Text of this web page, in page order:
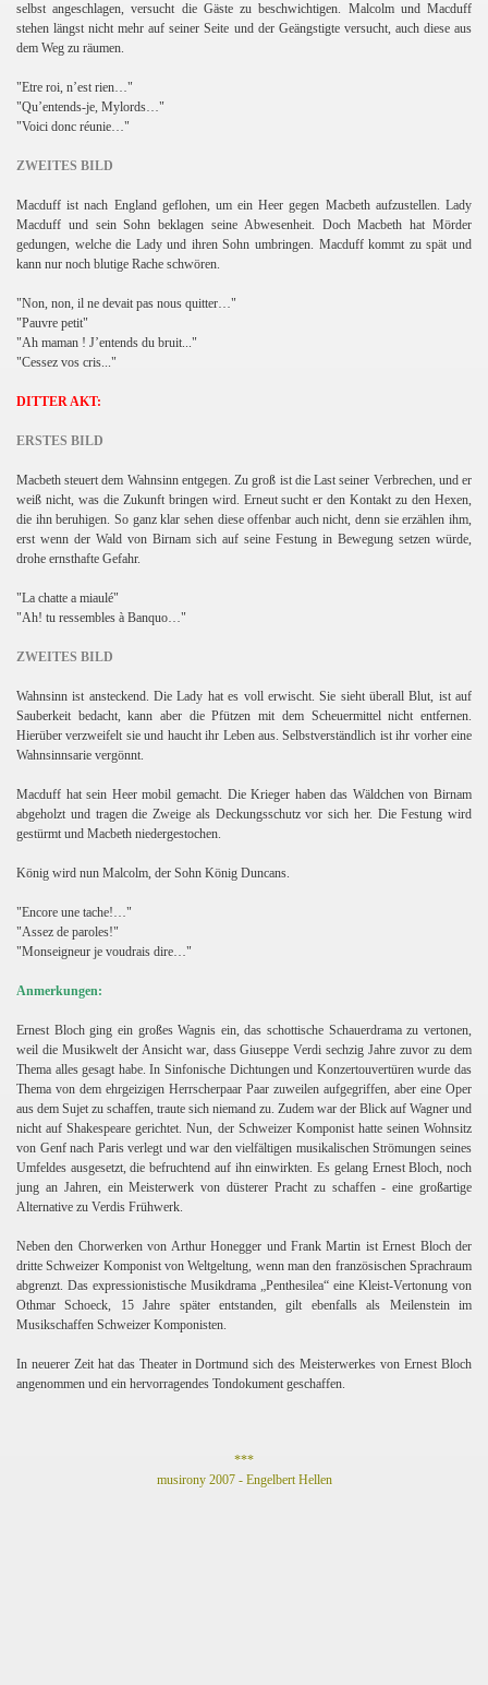
selbst angeschlagen, versucht die Gäste zu beschwichtigen. Malcolm und Macduff
stehen längst nicht mehr auf seiner Seite und der Geängstigte versucht, auch diese aus
dem Weg zu räumen.
"Etre roi, n’est rien…"
"Qu’entends-je, Mylords…"
"Voici donc réunie…"
ZWEITES BILD
Macduff ist nach England geflohen, um ein Heer gegen Macbeth aufzustellen. Lady
Macduff und sein Sohn beklagen seine Abwesenheit. Doch Macbeth hat Mörder
gedungen, welche die Lady und ihren Sohn umbringen. Macduff kommt zu spät und
kann nur noch blutige Rache schwören.
"Non, non, il ne devait pas nous quitter…"
"Pauvre petit"
"Ah maman ! J’entends du bruit..."
"Cessez vos cris..."
DITTER AKT:
ERSTES BILD
Macbeth steuert dem Wahnsinn entgegen. Zu groß ist die Last seiner Verbrechen, und er
weiß nicht, was die Zukunft bringen wird. Erneut sucht er den Kontakt zu den Hexen,
die ihn beruhigen. So ganz klar sehen diese offenbar auch nicht, denn sie erzählen ihm,
erst wenn der Wald von Birnam sich auf seine Festung in Bewegung setzen würde,
drohe ernsthafte Gefahr.
"La chatte a miaulé"
"Ah! tu ressembles à Banquo…"
ZWEITES BILD
Wahnsinn ist ansteckend. Die Lady hat es voll erwischt. Sie sieht überall Blut, ist auf
Sauberkeit bedacht, kann aber die Pfützen mit dem Scheuermittel nicht entfernen.
Hierüber verzweifelt sie und haucht ihr Leben aus. Selbstverständlich ist ihr vorher eine
Wahnsinnsarie vergönnt.
Macduff hat sein Heer mobil gemacht. Die Krieger haben das Wäldchen von Birnam
abgeholzt und tragen die Zweige als Deckungsschutz vor sich her. Die Festung wird
gestürmt und Macbeth niedergestochen.
König wird nun Malcolm, der Sohn König Duncans.
"Encore une tache!…"
"Assez de paroles!"
"Monseigneur je voudrais dire…"
Anmerkungen:
Ernest Bloch ging ein großes Wagnis ein, das schottische Schauerdrama zu vertonen,
weil die Musikwelt der Ansicht war, dass Giuseppe Verdi sechzig Jahre zuvor zu dem
Thema alles gesagt habe. In Sinfonische Dichtungen und Konzertouvertüren wurde das
Thema von dem ehrgeizigen Herrscherpaar Paar zuweilen aufgegriffen, aber eine Oper
aus dem Sujet zu schaffen, traute sich niemand zu. Zudem war der Blick auf Wagner und
nicht auf Shakespeare gerichtet. Nun, der Schweizer Komponist hatte seinen Wohnsitz
von Genf nach Paris verlegt und war den vielfältigen musikalischen Strömungen seines
Umfeldes ausgesetzt, die befruchtend auf ihn einwirkten. Es gelang Ernest Bloch, noch
jung an Jahren, ein Meisterwerk von düsterer Pracht zu schaffen - eine großartige
Alternative zu Verdis Frühwerk.
Neben den Chorwerken von Arthur Honegger und Frank Martin ist Ernest Bloch der
dritte Schweizer Komponist von Weltgeltung, wenn man den französischen Sprachraum
abgrenzt. Das expressionistische Musikdrama „Penthesilea“ eine Kleist-Vertonung von
Othmar Schoeck, 15 Jahre später entstanden, gilt ebenfalls als Meilenstein im
Musikschaffen Schweizer Komponisten.
In neuerer Zeit hat das Theater in Dortmund sich des Meisterwerkes von Ernest Bloch
angenommen und ein hervorragendes Tondokument geschaffen.
***
musirony 2007 - Engelbert Hellen